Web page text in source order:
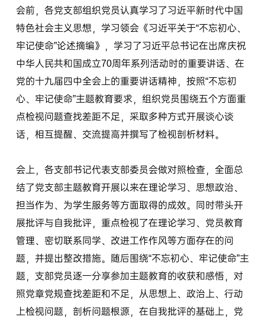
会前，各党支部组织党员认真学习了习近平新时代中国
特色社会主义思想，学习领会《习近平关于“不忘初心、
牢记使命”论述摘编》，学习了习近平总书记在出席庆祝
中华人民共和国成立70周年系列活动时的重要讲话、在
党的十九届四中全会上的重要讲话精神，按照“不忘初
心、牢记使命”主题教育要求，组织党员围绕五个方面重
点检视问题查找差距不足，采取多种方式开展谈心谈
话，相互提醒、交流提高并撰写了检视剖析材料。
会上，各支部书记代表支部委员会做对照检查，全面总
结了党支部主题教育开展以来在理论学习、思想政治、
担当作为、为学生服务等方面取得的成效。同时带头开
展批评与自我批评，重点检视了在理论学习、党员教育
管理、密切联系同学、改进工作作风等方面存在的问
题，并提出整改措施。随后围绕“不忘初心、牢记使命”主
题，支部党员逐一分享参加主题教育的收获和感悟，对
照党章党规查找差距和不足，从思想上、政治上、行动
上检视问题，剖析问题根源，在自我批评的基础上，党